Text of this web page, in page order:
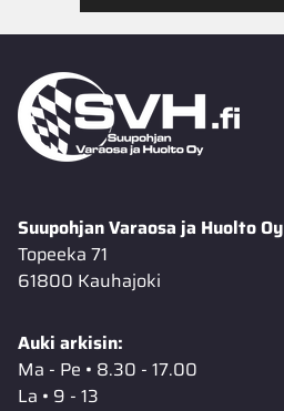
Suupohjan Varaosa ja Huolto Oy
Topeeka 71
61800 Kauhajoki
Auki arkisin:
Ma - Pe • 8.30 - 17.00
La • 9 - 13